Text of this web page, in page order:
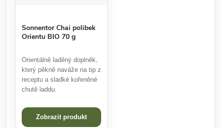
Sonnentor Chai polibek
Orientu BIO 70 g
Orientálně laděný doplněk,
který pěkně naváže na tip z
receptu a sladké kořeněné
chutě laddu.
Zobrazit produkt